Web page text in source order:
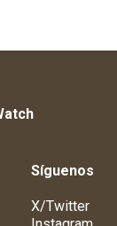
Síguenos
X/Twitter